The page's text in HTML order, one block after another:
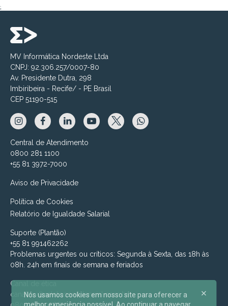
;
MV Informática Nordeste Ltda
CNPJ: 92.306.257/0007-80
Av. Presidente Dutra, 298
Imbiribeira - Recife/ - PE Brasil
CEP 51190-515
Central de Atendimento
0800 281 1100
+55 81 3972-7000
Aviso de Privacidade
Política de Cookies
Relatório de Igualdade Salarial
Suporte (Plantão)
+55 81 991462262
Problemas urgentes ou críticos: Segunda à Sexta, das 18h às
08h. 24h em finais de semana e feriados
Canal de ética
canalmv@relatoconfidencial.com.br
Nós usamos cookies em nosso site para oferecer a